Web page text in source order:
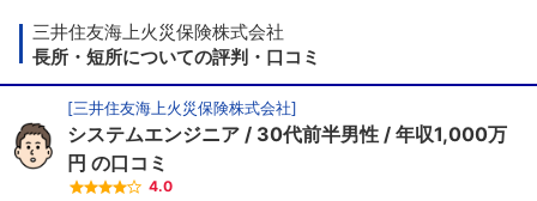
三井住友海上火災保険株式会社
長所・短所についての評判・口コミ
[三井住友海上火災保険株式会社]
システムエンジニア 30代前半男性
年収1,000万
円 の口コミ
4.0